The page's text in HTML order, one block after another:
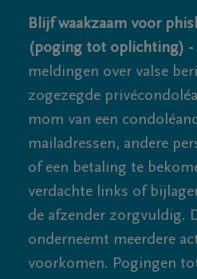
Blijf waakzaam voor
(poging tot oplichting) -
meldingen over valse
zogezegde
mom van een
mailadressen, andere
of een betaling te
verdachte links of
de afzender zorgvuldig.
onderneemt meerdere
voorkomen. Pogingen